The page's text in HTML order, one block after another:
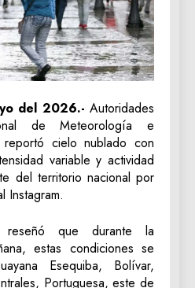
del 2026.- Autoridades
de Meteorología e
reportó cielo nublado con
variable y actividad
del territorio nacional por
Instagram.
reseñó que durante la
estas condiciones se
Esequiba, Bolívar,
Portuguesa, este de